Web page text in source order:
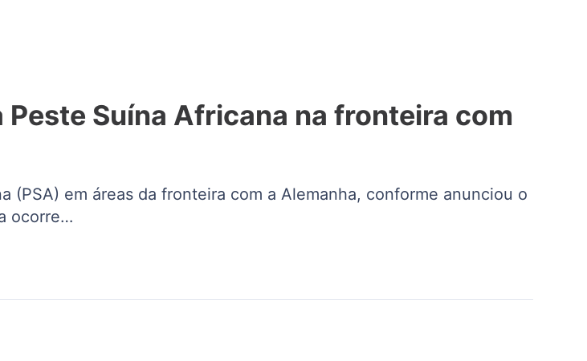
Suína Africana na fronteira com
(PSA) em áreas da fronteira com a Alemanha, conforme anunciou o
ocorre…